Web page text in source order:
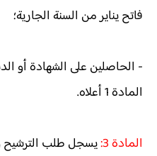
فاتح يناير من السنة الجارية؛
- الحاصلين على الشهادة أو
المادة 1 أعلاه.
المادة 3:
يسجل طلب الترشيح